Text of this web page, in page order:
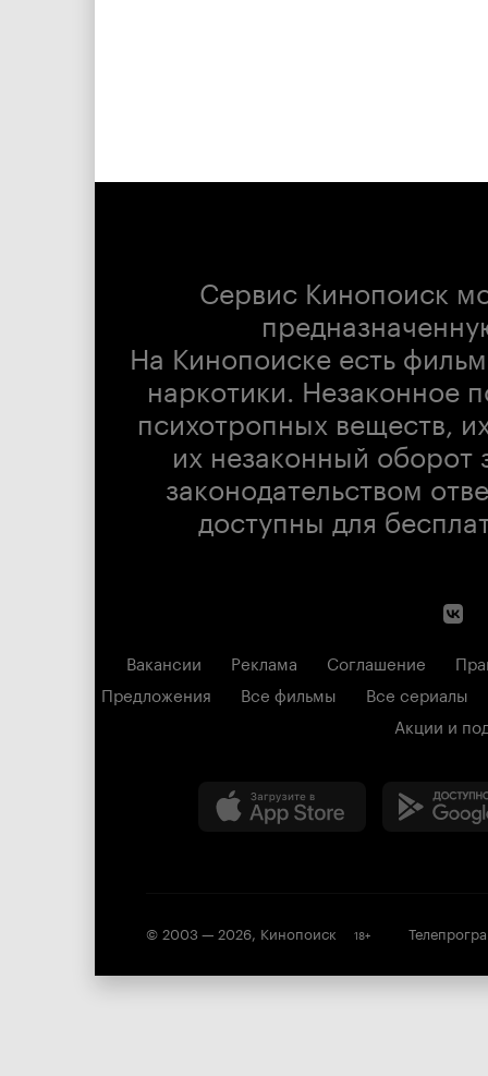
Сервис Кинопоиск
На Кинопоиске есть
наркотики. Незаконное
психотропных веществ,
их незаконный оборот
законодательством
доступны для
Вакансии Реклама Соглашение
Предложения
Все фильмы
Все сериалы
Акции и
© 2003 — 2026, Кинопоиск 18+